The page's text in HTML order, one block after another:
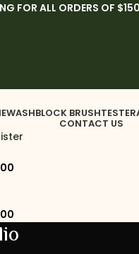
FOR ALL ORDERS OF $150
BLOCK BRUSHTESTER
CONTACT US